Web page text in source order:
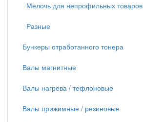
Мелочь для непрофильных товаров
Разные
Бункеры отработанного тонера
Валы магнитные
Валы нагрева / тефлоновые
Валы прижимные / резиновые